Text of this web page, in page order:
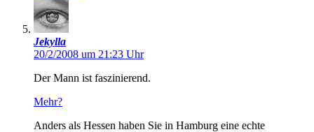
Jekylla
20/2/2008 um 21:23 Uhr
Der Mann ist faszinierend.
Mehr?
Anders als Hessen haben Sie in Hamburg eine echte